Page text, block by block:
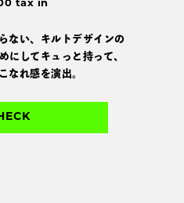
tax in
ない、キルトデザインの
にしてキュっと持って、
なれ感を演出。